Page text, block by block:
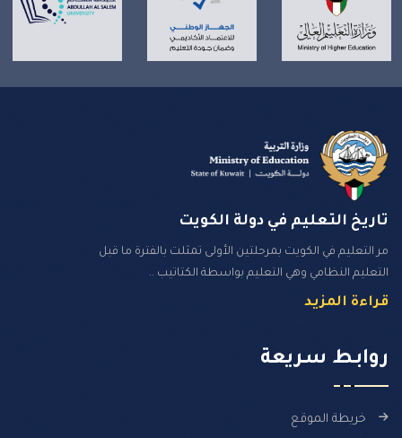
تاريخ التعليم في دولة الكويت
مر التعليم في الكويت بمرحلتين الأولى تمثلت بالفترة ما قبل
التعليم النظامي وهي التعليم بواسطة الكتاتيب ..
قراءة المزيد
روابـط سـريعة
خريطة الموقع